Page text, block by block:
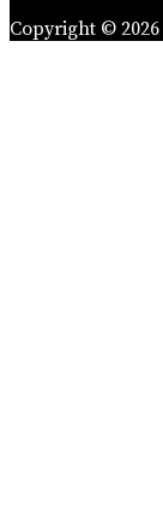
Copyright © 2026